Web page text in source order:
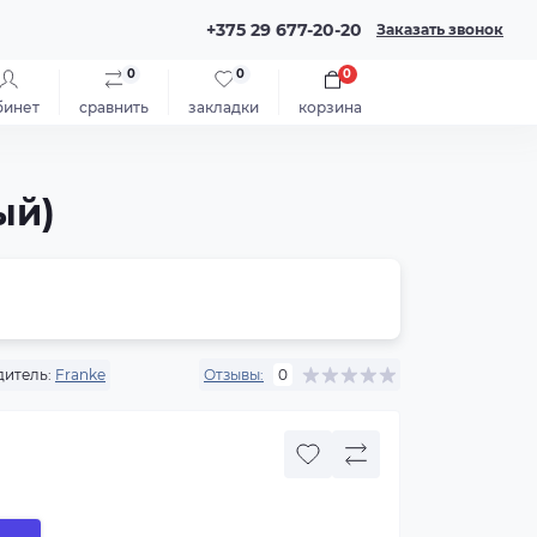
+375 29 677-20-20 Заказать звонок
сравнить
0
закладки
0
корзина
0
Franke Отзывы: 0